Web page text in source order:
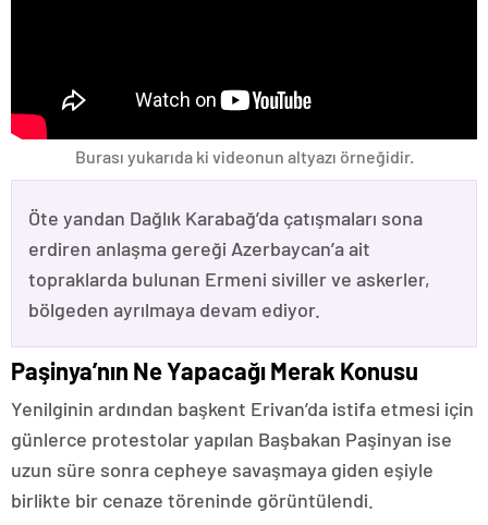
Burası yukarıda ki videonun altyazı örneğidir.
Öte yandan Dağlık Karabağ’da çatışmaları sona
erdiren anlaşma gereği Azerbaycan’a ait
topraklarda bulunan Ermeni siviller ve askerler,
bölgeden ayrılmaya devam ediyor.
Paşinya’nın Ne Yapacağı Merak Konusu
Yenilginin ardından başkent Erivan’da istifa etmesi için
günlerce protestolar yapılan Başbakan Paşinyan ise
uzun süre sonra cepheye savaşmaya giden eşiyle
birlikte bir cenaze töreninde görüntülendi.